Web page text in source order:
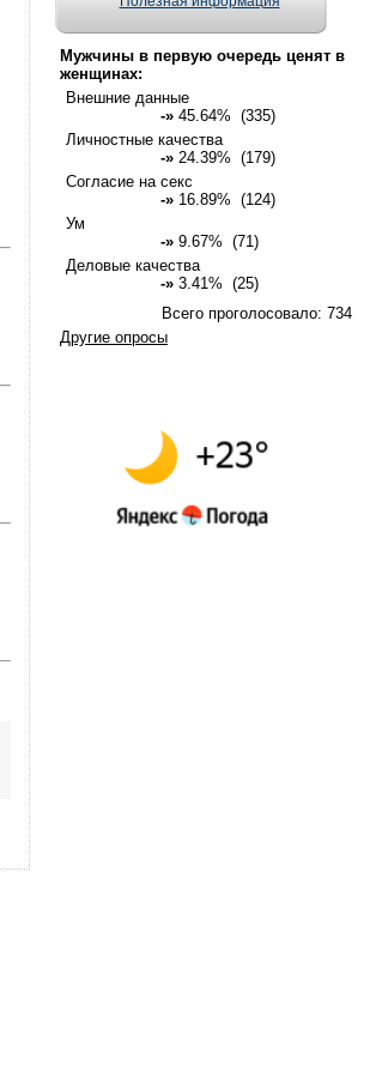
Мужчины в первую очередь ценят в
женщинах:
Внешние данные
-» 45.64% (335)
Личностные качества
-» 24.39% (179)
Согласие на секс
-» 16.89% (124)
Ум
-» 9.67% (71)
Деловые качества
-» 3.41% (25)
Всего проголосовало: 734
Другие опросы